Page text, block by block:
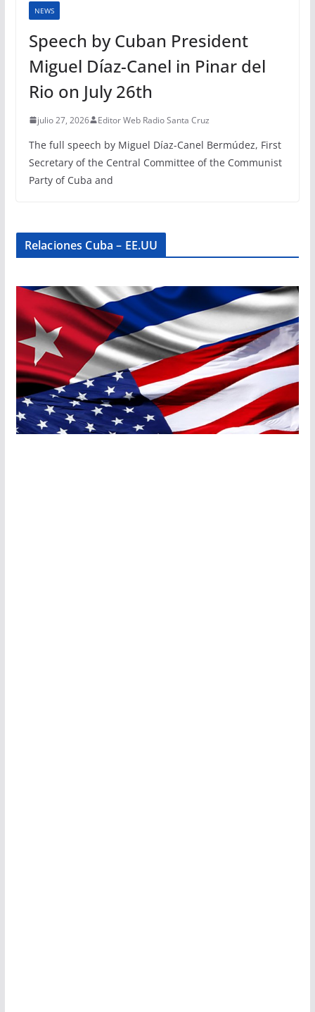
NEWS
Speech by Cuban President
Miguel Díaz-Canel in Pinar del
Rio on July 26th
julio 27, 2026 Editor Web Radio Santa Cruz
The full speech by Miguel Díaz-Canel Bermúdez, First
Secretary of the Central Committee of the Communist
Party of Cuba and
Relaciones Cuba – EE.UU